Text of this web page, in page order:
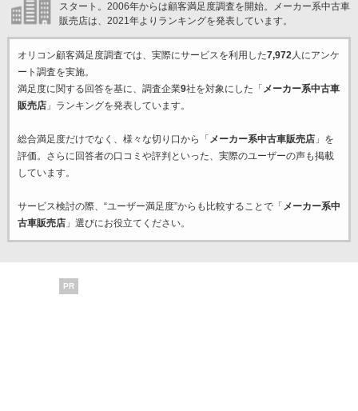
スタート。2006年からは顧客満足度調査を開始。メーカー系中古車
販売店は、2021年よりランキングを発表しています。
オリコン顧客満足度調査では、実際にサービスを利用した7,972人にアンケ
ート調査を実施。
満足度に関する回答を基に、調査企業9社を対象にした「 メーカー系中古車
販売店」ランキングを発表しています。
総合満足度だけでなく、様々な切り口から「 メーカー系中古車販売店」を
評価。さらに回答者の口コミや評判といった、実際のユーザーの声も掲載
しています。
サービス検討の際、“ユーザー満足度”からも比較することで「 メーカー系中
古車販売店」選びにお役立てください。
PR